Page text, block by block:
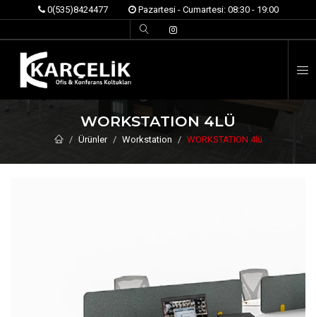
0(535)8424477 Pazartesi - Cumartesi: 08:30 - 19:00
WORKSTATION 4LÜ
Ürünler Workstation WORKSTATION 4lü